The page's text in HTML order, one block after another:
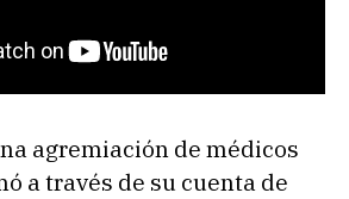
agremiación de médicos
a través de su cuenta de